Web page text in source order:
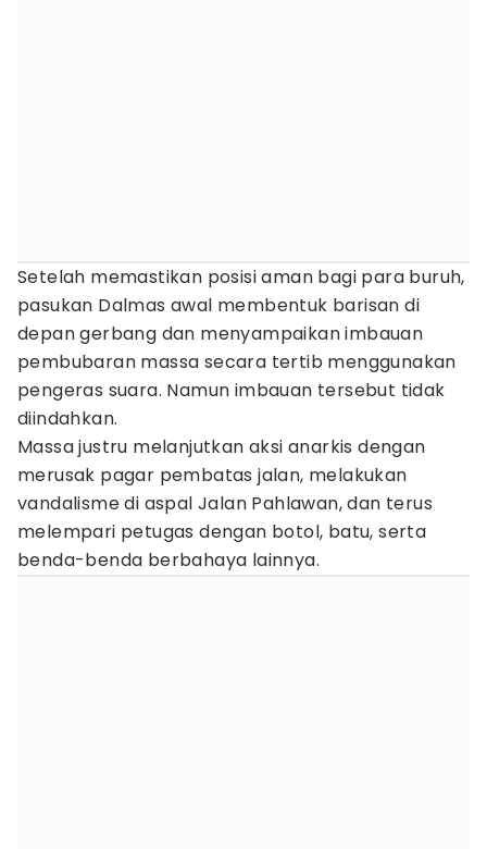
Setelah memastikan posisi aman bagi para buruh,
pasukan Dalmas awal membentuk barisan di
depan gerbang dan menyampaikan imbauan
pembubaran massa secara tertib menggunakan
pengeras suara. Namun imbauan tersebut tidak
diindahkan.
Massa justru melanjutkan aksi anarkis dengan
merusak pagar pembatas jalan, melakukan
vandalisme di aspal Jalan Pahlawan, dan terus
melempari petugas dengan botol, batu, serta
benda-benda berbahaya lainnya.